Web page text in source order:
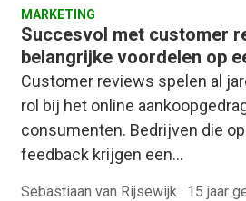
MARKETING
Succesvol met customer
belangrijke voordelen op
Customer reviews spelen al
rol bij het online
consumenten. Bedrijven die
feedback krijgen een…
Sebastiaan van Rijsewijk · 15 jaar